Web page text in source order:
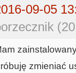
09-05
zmieniać